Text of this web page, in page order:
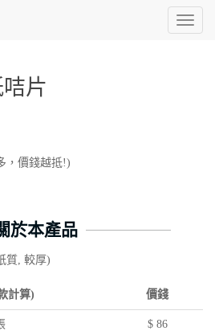
Toggle
片
，價錢越抵!)
於本產品
質, 較厚)
計算) 價錢
$ 86